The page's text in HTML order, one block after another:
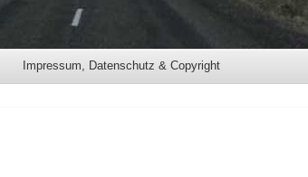
Impressum, Datenschutz & Copyright